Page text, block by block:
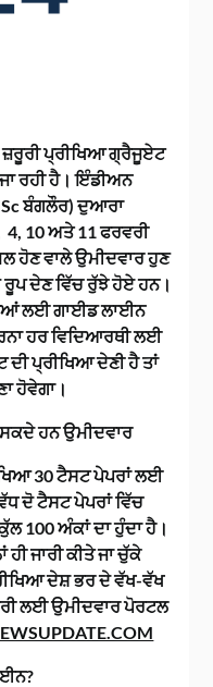
ਪ੍ਰੀਖਿਆ ਗ੍ਰੈਜੂਏਟ
ਰਹੀ ਹੈ। ਇੰਡੀਅਨ
ਬੰਗਲੌਰ) ਦੁਆਰਾ
4, 10 ਅਤੇ 11 ਫਰਵਰੀ
ਹੋਣ ਵਾਲੇ ਉਮੀਦਵਾਰ ਹੁਣ
ਦੇਣ ਵਿੱਚ ਰੁੱਝੇ ਹੋਏ ਹਨ।
ਲਈ ਗਾਈਡ ਲਾਈਨ
ਹਰ ਵਿਦਿਆਰਥੀ ਲਈ
ਪ੍ਰੀਖਿਆ ਦੇਣੀ ਹੈ ਤਾਂ
ਹੋਵੇਗਾ।
ਹਨ ਉਮੀਦਵਾਰ
30 ਟੈਸਟ ਪੇਪਰਾਂ ਲਈ
ਦੋ ਟੈਸਟ ਪੇਪਰਾਂ ਵਿੱਚ
100 ਅੰਕਾਂ ਦਾ ਹੁੰਦਾ ਹੈ।
ਜਾਰੀ ਕੀਤੇ ਜਾ ਚੁੱਕੇ
ਦੇਸ਼ ਭਰ ਦੇ ਵੱਖ-ਵੱਖ
ਲਈ ਉਮੀਦਵਾਰ ਪੋਰਟਲ